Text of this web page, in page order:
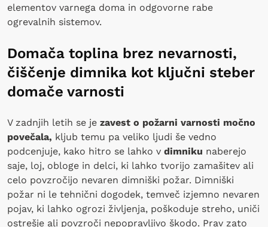
elementov varnega doma in odgovorne rabe
ogrevalnih sistemov.
Domača toplina brez nevarnosti,
čiščenje dimnika kot ključni steber
domače varnosti
V zadnjih letih se je zavest o požarni varnosti močno
povečala, kljub temu pa veliko ljudi še vedno
podcenjuje, kako hitro se lahko v dimniku naberejo
saje, loj, obloge in delci, ki lahko tvorijo zamašitev ali
celo povzročijo nevaren dimniški požar. Dimniški
požar ni le tehnični dogodek, temveč izjemno nevaren
pojav, ki lahko ogrozi življenja, poškoduje streho, uniči
ostrešje ali povzroči nepopravljivo škodo. Prav zato